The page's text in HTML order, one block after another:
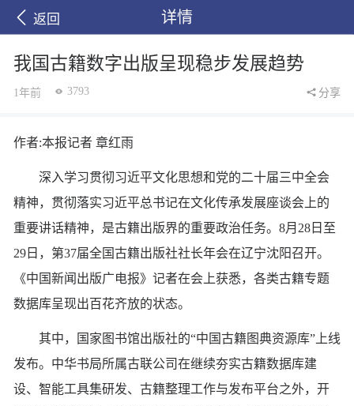
返回 详情
我国古籍数字出版呈现稳步发展趋势
1年前 3793 分享
作者:本报记者 章红雨
深入学习贯彻习近平文化思想和党的二十届三中全会
精神，贯彻落实习近平总书记在文化传承发展座谈会上的
重要讲话精神，是古籍出版界的重要政治任务。8月28日至
29日，第37届全国古籍出版社社长年会在辽宁沈阳召开。
《中国新闻出版广电报》记者在会上获悉，各类古籍专题
数据库呈现出百花齐放的状态。
其中，国家图书馆出版社的“中国古籍图典资源库”上线
发布。中华书局所属古联公司在继续夯实古籍数据库建
设、智能工具集研发、古籍整理工作与发布平台之外，开